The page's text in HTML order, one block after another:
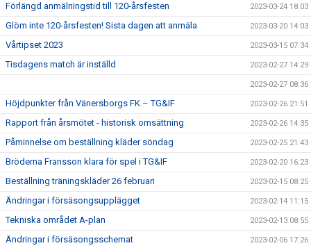
Förlängd anmälningstid till 120-årsfesten 2023-03-24 18:03
Glöm inte 120-årsfesten! Sista dagen att anmäla 2023-03-20 14:03
Vårtipset 2023 2023-03-15 07:34
Tisdagens match är inställd 2023-02-27 14:29
2023-02-27 08:36
Höjdpunkter från Vänersborgs FK – TG&IF 2023-02-26 21:51
Rapport från årsmötet - historisk omsättning 2023-02-26 14:35
Påminnelse om beställning kläder söndag 2023-02-25 21:43
Bröderna Fransson klara för spel i TG&IF 2023-02-20 16:23
Beställning träningskläder 26 februari 2023-02-15 08:25
Ändringar i försäsongsupplägget 2023-02-14 11:15
Tekniska området A-plan 2023-02-13 08:55
Ändringar i försäsongsschemat 2023-02-06 17:26